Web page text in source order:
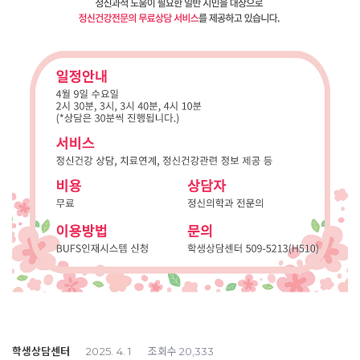
학생상담센터 2025. 4. 1 조회수 20,333